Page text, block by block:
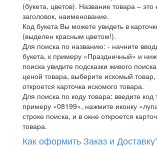
(букета, цветов). Название товара – это
заголовок, наименование.
Код букета Вы можете увидеть в
(выделен красным цветом!).
Для поиска по названию: - начните
букета, к примеру «Праздничный» и
поиска увидите подсказки живого
ценой товара, выберите искомый
откроется карточка искомого товара.
Для поиска по коду товара: введите код
примеру «08199», нажмите иконку
строке поиска, и в окне откроется
товара.
Как оформить Заказ и